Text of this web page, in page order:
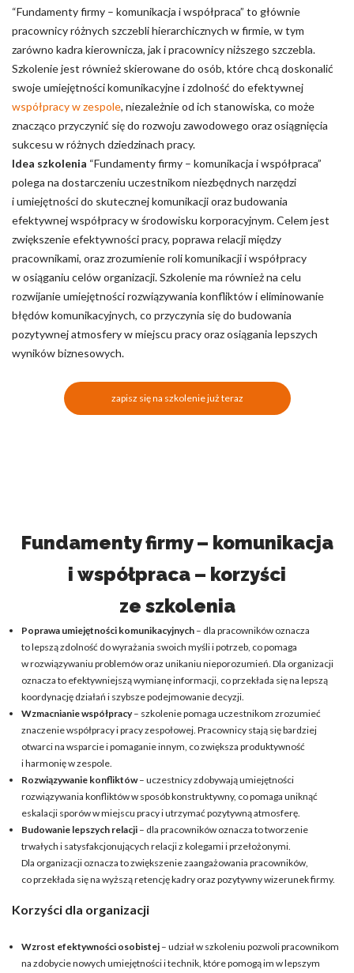
“Fundamenty firmy – komunikacja i współpraca” to głównie
pracownicy różnych szczebli hierarchicznych w firmie, w tym
zarówno kadra kierownicza, jak i pracownicy niższego szczebla.
Szkolenie jest również skierowane do osób, które chcą doskonalić
swoje umiejętności komunikacyjne i zdolność do efektywnej
współpracy w zespole, niezależnie od ich stanowiska, co może
znacząco przyczynić się do rozwoju zawodowego oraz osiągnięcia
sukcesu w różnych dziedzinach pracy.
Idea szkolenia “Fundamenty firmy – komunikacja i współpraca”
polega na dostarczeniu uczestnikom niezbędnych narzędzi
i umiejętności do skutecznej komunikacji oraz budowania
efektywnej współpracy w środowisku korporacyjnym. Celem jest
zwiększenie efektywności pracy, poprawa relacji między
pracownikami, oraz zrozumienie roli komunikacji i współpracy
w osiąganiu celów organizacji. Szkolenie ma również na celu
rozwijanie umiejętności rozwiązywania konfliktów i eliminowanie
błędów komunikacyjnych, co przyczynia się do budowania
pozytywnej atmosfery w miejscu pracy oraz osiągania lepszych
wyników biznesowych.
zapisz się na szkolenie już teraz
Fundamenty firmy – komunikacja
i współpraca – korzyści
ze szkolenia
Poprawa umiejętności komunikacyjnych – dla pracowników oznacza
to lepszą zdolność do wyrażania swoich myśli i potrzeb, co pomaga
w rozwiązywaniu problemów oraz unikaniu nieporozumień. Dla organizacji
oznacza to efektywniejszą wymianę informacji, co przekłada się na lepszą
koordynację działań i szybsze podejmowanie decyzji.
Wzmacnianie współpracy– szkolenie pomaga uczestnikom zrozumieć
znaczenie współpracy i pracy zespołowej. Pracownicy stają się bardziej
otwarci na wsparcie i pomaganie innym, co zwiększa produktywność
i harmonię w zespole.
Rozwiązywanie konfliktów– uczestnicy zdobywają umiejętności
rozwiązywania konfliktów w sposób konstruktywny, co pomaga uniknąć
eskalacji sporów w miejscu pracy i utrzymać pozytywną atmosferę.
Budowanie lepszych relacji – dla pracowników oznacza to tworzenie
trwałych i satysfakcjonujących relacji z kolegami i przełożonymi.
Dla organizacji oznacza to zwiększenie zaangażowania pracowników,
co przekłada się na wyższą retencję kadry oraz pozytywny wizerunek firmy.
Korzyści dla organizacji
Wzrost efektywności osobistej – udział w szkoleniu pozwoli pracownikom
na zdobycie nowych umiejętności i technik, które pomogą im w lepszym